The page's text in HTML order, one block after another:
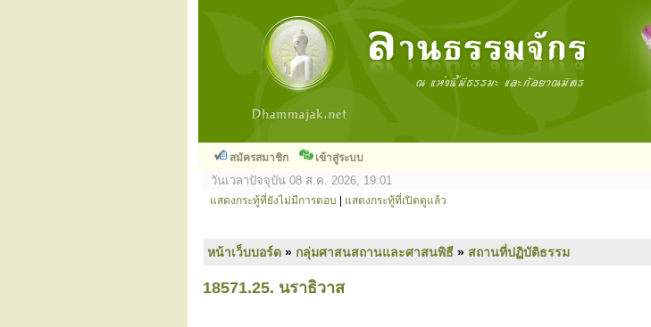
สมัครสมาชิก เข้าสู่ระบบ
วันเวลาปัจจุบัน 08 ส.ค. 2026, 19:01
แสดงกระทู้ที่ยังไม่มีการตอบ แสดงกระทู้ที่เปิดดูแล้ว
หน้าเว็บบอร์ด » กลุ่มศาสนสถานและศาสนพิธี » สถานที่ปฏิบัติธรรม
18571.25. นราธิวาส